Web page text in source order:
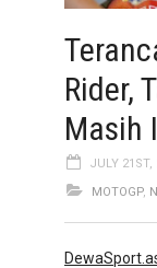
Rider,
Masih
JULY 21ST,
MOTOGP,